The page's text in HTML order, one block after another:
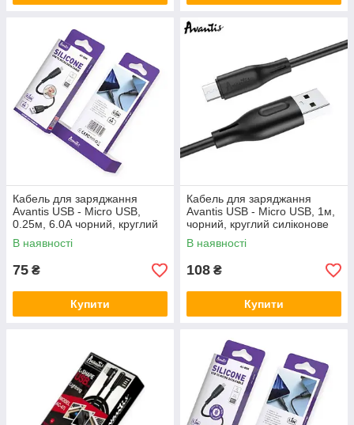
Кабель для заряджання
Avantis USB - Micro USB,
0.25м, 6.0А чорний, круглий
силіконове обплет
В наявності
75 ₴
Купити
Кабель для заряджання
Avantis USB - Micro USB, 1м,
чорний, круглий силіконове
обплет.
В наявності
108 ₴
Купити